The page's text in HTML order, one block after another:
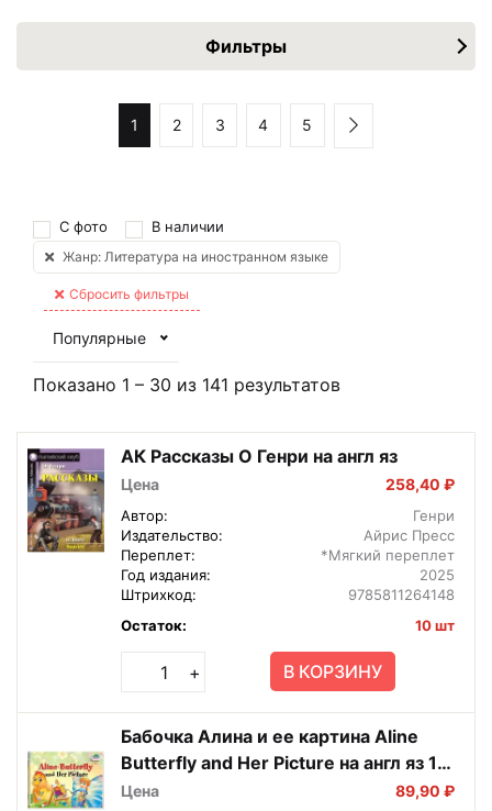
Фильтры
1 2 3 4 5
С фото В наличии
Жанр: Литература на иностранном языке
Сбросить фильтры
Популярные
Показано 1 – 30 из 141 результатов
АК Рассказы О Генри на англ яз
Цена 258,40 ₽
Автор:
Генри
Издательство:
Айрис Пресс
Переплет:
*Мягкий переплет
Год издания:
2025
Штрихкод:
9785811264148
Остаток:
10 шт
+ В КОРЗИНУ
Бабочка Алина и ее картина Aline
Butterfly and Her Picture на англ яз 1
ур
Цена 89,90 ₽